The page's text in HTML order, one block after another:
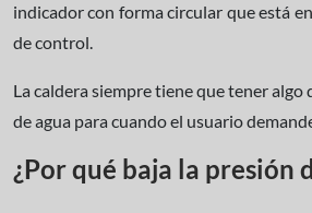
indicador con forma circular que está
de control.
La caldera siempre tiene que tener
de agua para cuando el usuario
¿Por qué baja la presión